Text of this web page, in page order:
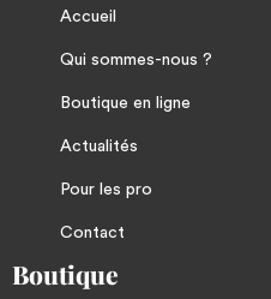
Accueil
Qui sommes-nous ?
Boutique en ligne
Actualités
Pour les pro
Contact
Boutique